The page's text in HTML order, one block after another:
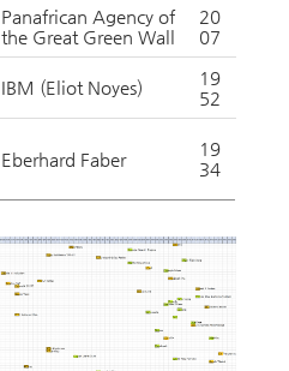
Panafrican Agency of
the Great Green Wall
20
07
IBM (Eliot Noyes)
19
52
Eberhard Faber
19
34